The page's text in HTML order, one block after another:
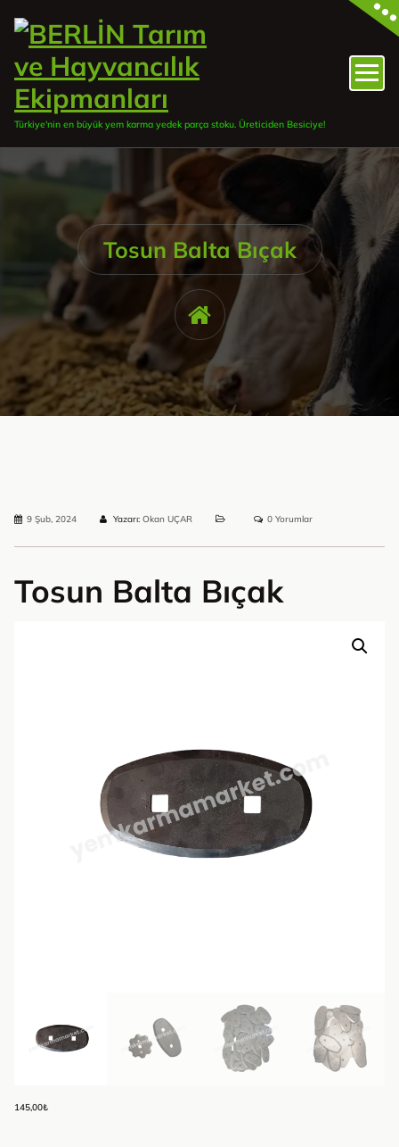
Türkiye'nin en büyük yem karma yedek parça stoku. Üreticiden Besiciye!
Tosun Balta Bıçak
9 Şub, 2024 Yazarı: Okan UÇAR 0 Yorumlar
Tosun Balta Bıçak
145,00₺